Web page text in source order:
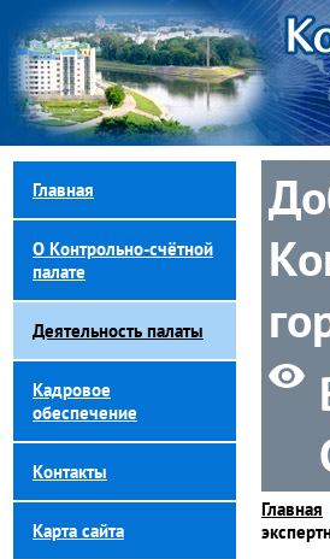
Главная
О Контрольно-счётной
палате
Деятельность палаты
Кадровое
обеспечение
Контакты
Карта сайта
Главная